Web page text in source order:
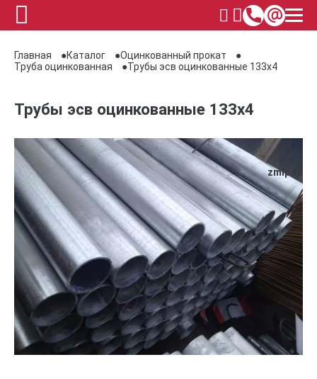
Главная Каталог
Оцинкованный прокат
Труба оцинкованная
Трубы эсв оцинкованные 133х4
Трубы эсв оцинкованные 133х4
zmip.ru